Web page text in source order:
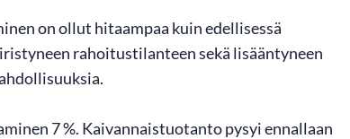
on ollut hitaampaa kuin edellisessä
rahoitustilanteen sekä lisääntyneen
7 %. Kaivannaistuotanto pysyi ennallaan